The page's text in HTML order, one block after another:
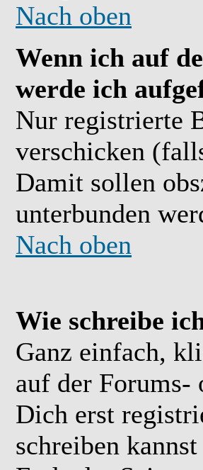
Nach oben
Wenn ich auf
werde ich
Nur registrierte
verschicken
Damit sollen
unterbunden
Nach oben
Wie schreibe
Ganz einfach,
auf der Forums-
Dich erst
schreiben